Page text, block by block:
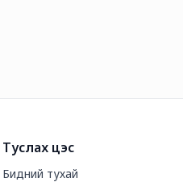
Туслах цэс
Бидний тухай